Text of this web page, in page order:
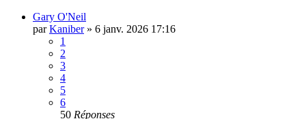
Gary O'Neil
parKaniber» 6 janv. 2026 17:16
1
2
3
4
5
6
50 Réponses